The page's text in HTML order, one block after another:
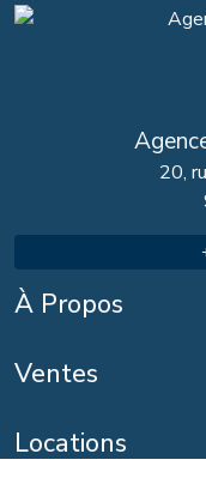
20,
À Propos
Ventes
Locations